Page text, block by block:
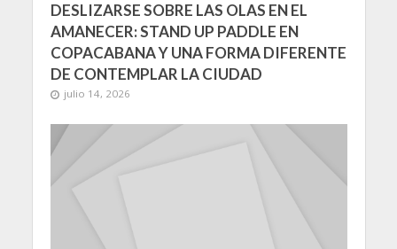
DESLIZARSE SOBRE LAS OLAS EN EL
AMANECER: STAND UP PADDLE EN
COPACABANA Y UNA FORMA DIFERENTE
DE CONTEMPLAR LA CIUDAD
julio 14, 2026